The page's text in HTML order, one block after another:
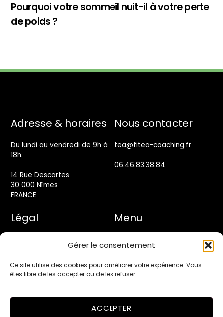
Gérer le consentement
Ce site utilise des cookies pour améliorer votre expérience. Vous
êtes libre de les accepter ou de les refuser.
ACCEPTER
Pourquoi votre sommeil nuit-il à votre perte
de poids ?
To
Adresse & horaires
Du lundi au vendredi de 9h à
18h.
14 Rue Descartes
30 000 Nîmes
FRANCE
Nous contacter
tea@fitea-coaching.fr
06.46.83.38.84
Légal
Conditions générales de
Menu